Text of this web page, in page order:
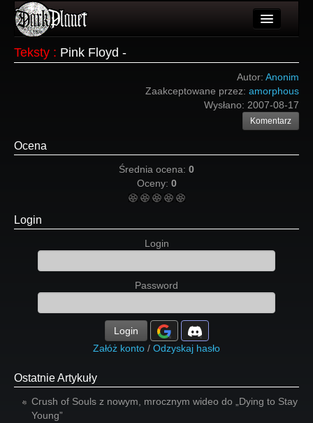
Forum
Teksty : Pink Floyd -
Autor: Anonim
Zaakceptowane przez: amorphous
Wysłano: 2007-08-17
Komentarz
Ocena
Średnia ocena: 0
Oceny: 0
Login
Login
Password
Login
Załóż konto / Odzyskaj hasło
Ostatnie Artykuły
Crush of Souls z nowym, mrocznym wideo do „Dying to Stay
Young”